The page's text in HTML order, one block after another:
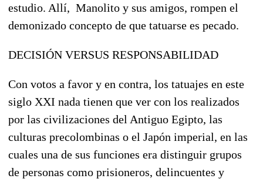
estudio. Allí, Manolito y sus amigos, rompen el
demonizado concepto de que tatuarse es pecado.
DECISIÓN VERSUS RESPONSABILIDAD
Con votos a favor y en contra, los tatuajes en este
siglo XXI nada tienen que ver con los realizados
por las civilizaciones del Antiguo Egipto, las
culturas precolombinas o el Japón imperial, en las
cuales una de sus funciones era distinguir grupos
de personas como prisioneros, delincuentes y